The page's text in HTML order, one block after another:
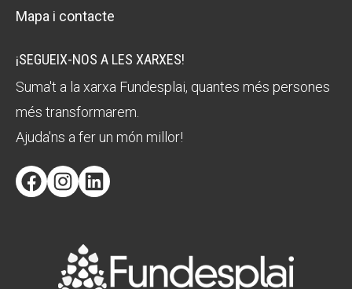
Mapa i contacte
¡SEGUEIX-NOS A LES XARXES!
Suma't a la xarxa Fundesplai, quantes més persones
més transformarem.
Ajuda'ns a fer un món millor!
FacebookInstagram
LinkedIn